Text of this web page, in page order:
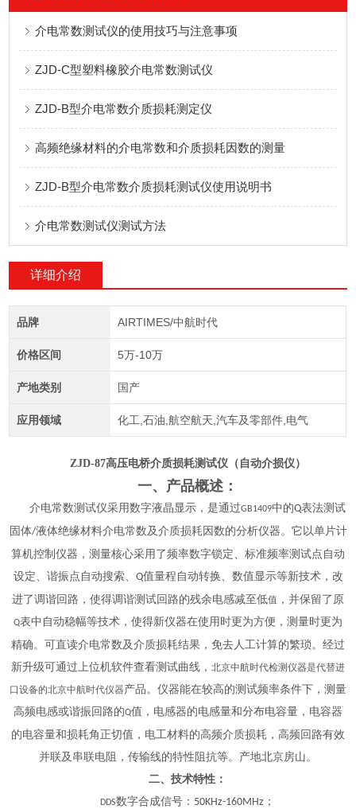
介电常数测试仪的使用技巧与注意事项
ZJD-C型塑料橡胶介电常数测试仪
ZJD-B型介电常数介质损耗测定仪
高频绝缘材料的介电常数和介质损耗因数的测量
ZJD-B型介电常数介质损耗测试仪使用说明书
介电常数测试仪测试方法
详细介绍
品牌 AIRTIMES/中航时代
价格区间 5万-10万
产地类别 国产
应用领域 化工,石油,航空航天,汽车及零部件,电气
ZJD-87高压电桥介质损耗测试仪（自动介损仪）
一、产品概述：
介电常数测试仪采用数字液晶显示，是通过GB1409中的Q表法测试
固体/液体绝缘材料介电常数及介质损耗因数的分析仪器。它以单片计
算机控制仪器，测量核心采用了频率数字锁定、标准频率测试点自动
设定、谐振点自动搜索、 Q值量程自动转换、数值显示等新技术，改
进了调谐回路，使得调谐测试回路的残余电感减至低值 ，并保留了原
Q表中自动稳幅等技术，使得新仪器在使用时更为方便，测量时更为
精确。可直读介电常数及介质损耗结果，免去人工计算的繁琐。经过
新升级可通过上位机软件查看测试曲线， 北京中航时代检测仪器是代替进
口设备的北京中航时代仪器产品。仪器能在较高的测试频率条件下，测量
高频电感或谐振回路的Q值，电感器的电感量和分布电容量，电容器
的电容量和损耗角正切值，电工材料的高频介质损耗，高频回路有效
并联及串联电阻，传输线的特性阻抗等。产地北京房山。
二、技术特性：
DDS数字合成信号： 50KHz-160MHz ；